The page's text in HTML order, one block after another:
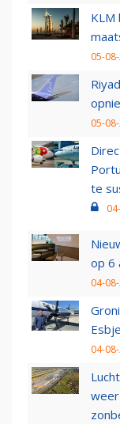
KLM
05-
05-
te
op 6
04-
04-